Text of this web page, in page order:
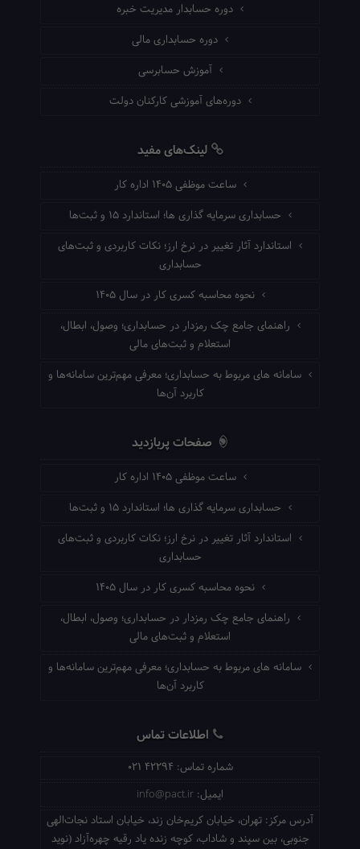
دوره حسابدار مدیریت خبره
دوره حسابداری مالی
آموزش حسابرسی
دوره‌های آموزشی کارکنان دولت
لینک‌های مفید
ساعت موظفی ۱۴۰۵ اداره کار
حسابداری سرمایه گذاری ها؛ استاندارد ۱۵ و ثبت‌ها
استاندارد آثار تغییر در نرخ ارز؛ نکات کاربردی و ثبت‌های
حسابداری
نحوه محاسبه کسری کار در سال ۱۴۰۵
راهنمای جامع چک رمزدار در حسابداری؛ وصول، ابطال،
استعلام و ثبت‌های مالی
سامانه های مربوط به حسابداری؛ معرفی مهم‌ترین سامانه‌ها و
کاربرد آن‌ها
صفحات پربازدید
ساعت موظفی ۱۴۰۵ اداره کار
حسابداری سرمایه گذاری ها؛ استاندارد ۱۵ و ثبت‌ها
استاندارد آثار تغییر در نرخ ارز؛ نکات کاربردی و ثبت‌های
حسابداری
نحوه محاسبه کسری کار در سال ۱۴۰۵
راهنمای جامع چک رمزدار در حسابداری؛ وصول، ابطال،
استعلام و ثبت‌های مالی
سامانه های مربوط به حسابداری؛ معرفی مهم‌ترین سامانه‌ها و
کاربرد آن‌ها
اطلاعات تماس
شماره تماس: 021 42294
ایمیل: info@pact.ir
آدرس مرکز: تهران، خیابان کریم‌خان زند، خیابان استاد نجات‌الهی
جنوبی، بین سپند و شاداب، کوچه زنده یاد رقیه چهره‌آزاد (نوید